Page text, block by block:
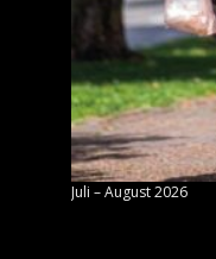
Juli – August 2026